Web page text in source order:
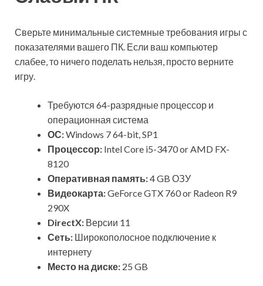
Сверьте минимальные системные требования игры с
показателями вашего ПК. Если ваш компьютер
слабее, то ничего поделать нельзя, просто верните
игру.
Требуются 64-разрядные процессор и
операционная система
ОС:Windows 7 64-bit, SP1
Процессор: Intel Core i5-3470 or AMD FX-
8120
Оперативная память:4 GB ОЗУ
Видеокарта:GeForce GTX 760 or Radeon R9
290X
DirectX: Версии 11
Сеть: Широкополосное подключение к
интернету
Место на диске: 25 GB